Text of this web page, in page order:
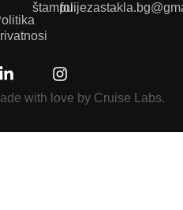
štampu
with love by Cruise Labs.